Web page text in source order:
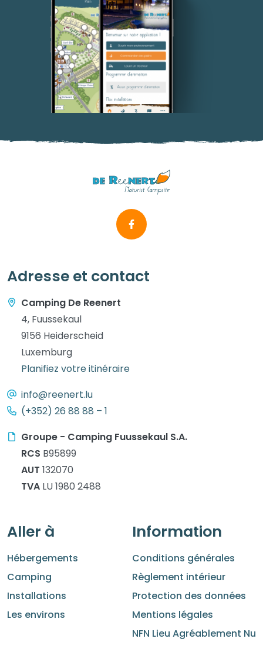
Adresse et contact
Camping De Reenert
4, Fuussekaul
9156 Heiderscheid
Luxemburg
Planifiez votre itinéraire
info@reenert.lu
(+352) 26 88 88 – 1
Groupe - Camping Fuussekaul S.A.
RCS B95899
AUT 132070
TVA LU 1980 2488
Aller à
Hébergements
Camping
Installations
Les environs
Information
Conditions générales
Règlement intérieur
Protection des données
Mentions légales
NFN Lieu Agréablement Nu